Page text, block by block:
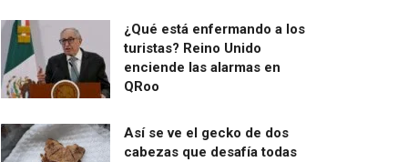
¿Qué está enfermando a los
turistas? Reino Unido
enciende las alarmas en
QRoo
Así se ve el gecko de dos
cabezas que desafía todas